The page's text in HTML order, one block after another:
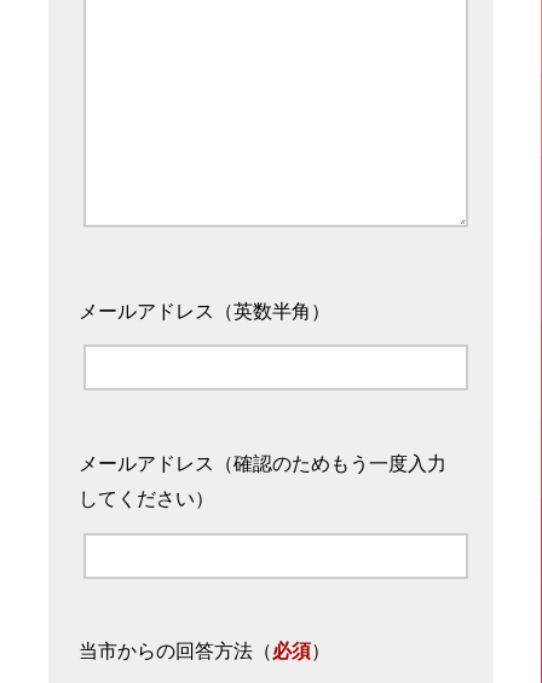
メールアドレス（英数半角）
メールアドレス（確認のためもう一度入力
してください）
当市からの回答方法 （必須）